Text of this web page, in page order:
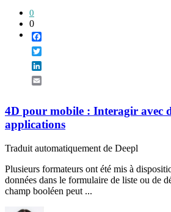
0
0
4D pour mobile : Interagir avec
applications
Traduit automatiquement de Deepl
Plusieurs formateurs ont été mis à
données dans le formulaire de liste ou de
champ booléen peut ...